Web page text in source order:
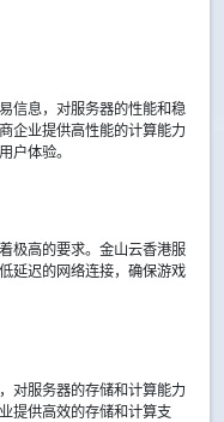
信息，对服务器的性能和稳
企业提供高性能的计算能力
户体验。
极高的要求。金山云香港服
延迟的网络连接，确保游戏
对服务器的存储和计算能力
提供高效的存储和计算支